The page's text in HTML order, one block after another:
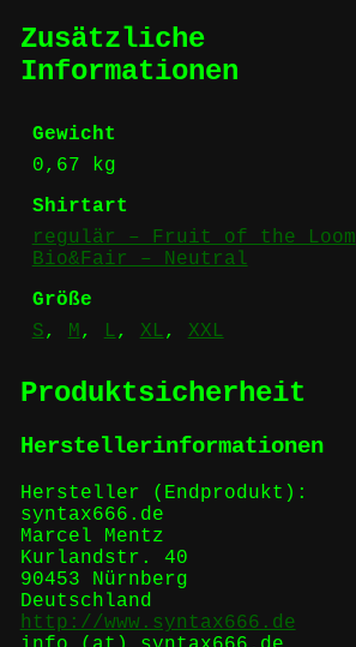
Zusätzliche
Informationen
Gewicht
0,67 kg
Shirtart
regulär – Fruit of the Loom
Bio&Fair – Neutral
Größe
S, M , L, XL, XXL
Produktsicherheit
Herstellerinformationen
Hersteller (Endprodukt):
syntax666.de
Marcel Mentz
Kurlandstr. 40
90453 Nürnberg
Deutschland
http://www.syntax666.de